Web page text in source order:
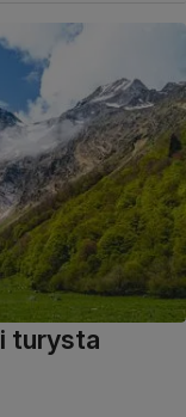
turysta